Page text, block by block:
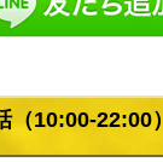
10:00-22:00）